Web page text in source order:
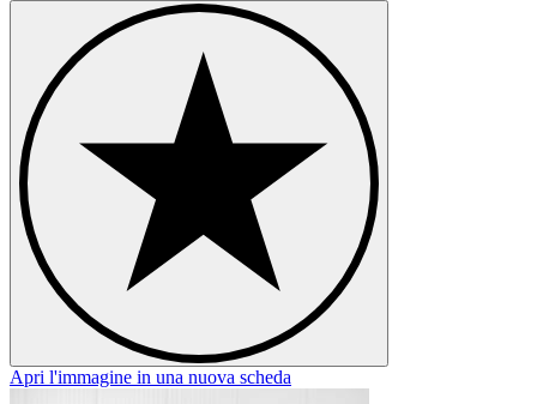
Apri l'immagine in una nuova scheda